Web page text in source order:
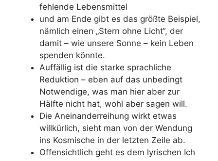
fehlende Lebensmittel
und am Ende gibt es das größte Beispiel,
nämlich einen „Stern ohne Licht“, der
damit – wie unsere Sonne – kein Leben
spenden könnte.
Auffällig ist die starke sprachliche
Reduktion – eben auf das unbedingt
Notwendige, was man hier aber zur
Hälfte nicht hat, wohl aber sagen will.
Die Aneinanderreihung wirkt etwas
willkürlich, sieht man von der Wendung
ins Kosmische in der letzten Zeile ab.
Offensichtlich geht es dem lyrischen Ich